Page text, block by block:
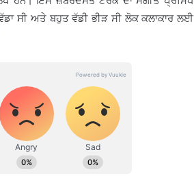
ਸੀ ਅਤੇ ਬਹੁਤ ਵੱਡੀ ਭੀੜ ਸੀ ਲੋਕ ਕਲਾਕਾਰ ਲਈ